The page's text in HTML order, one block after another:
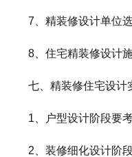
7、精装修设计单位选
8、住宅精装修设计施
七、精装修住宅设计
1、户型设计阶段要考
2、装修细化设计阶段